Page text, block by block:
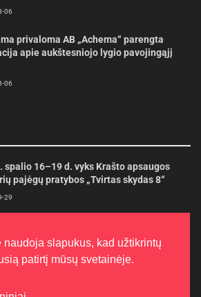
06
privaloma AB „Achema“ parengta
apie aukštesniojo lygio pavojingąjį
06
spalio 16–19 d. vyks Krašto apsaugos
pajėgų pratybos „Tvirtas skydas 8“
29
30
naudoja slapukus, kad užtikrintų
patirtį mūsų svetainėje.